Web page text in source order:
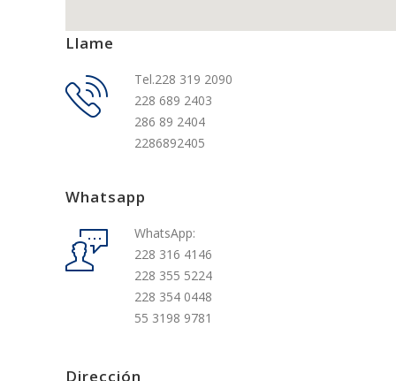
Llame
Tel.228 319 2090
228 689 2403
286 89 2404
2286892405
Whatsapp
WhatsApp:
228 316 4146
228 355 5224
228 354 0448
55 3198 9781
Dirección